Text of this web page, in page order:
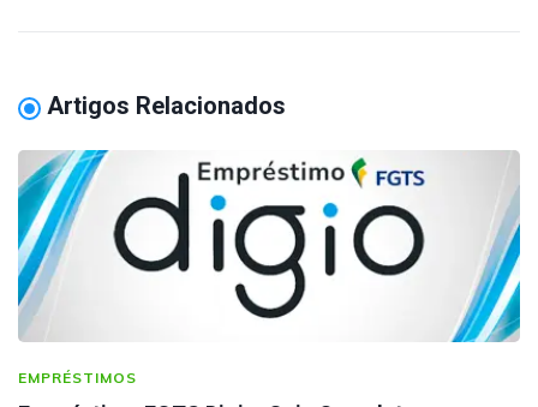
Artigos Relacionados
EMPRÉSTIMOS